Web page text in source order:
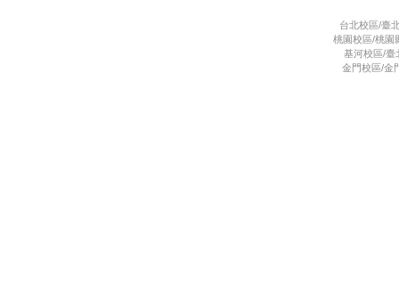
台北校區/臺
桃園校區/桃園
基河校區/臺
金門校區/金